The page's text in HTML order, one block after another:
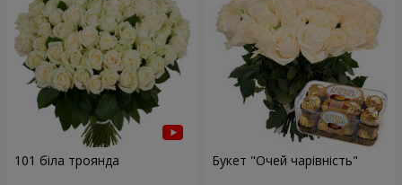
101 біла троянда Букет "Очей чарівність"